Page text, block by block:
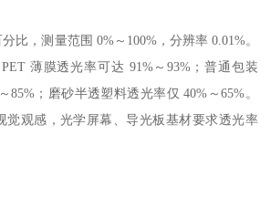
比，测量范围 0%～ 100%，分辨率 0.01%。
PET 薄膜透光率可达 91%～93% ；普通包装
～85% ；磨砂半透塑料透光率仅40% ～65%。
觉观感，光学屏幕、导光板基材要求透光率